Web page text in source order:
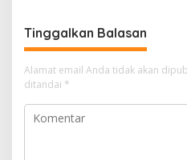
Tinggalkan Balasan
Alamat email Anda tidak akan
ditandai *